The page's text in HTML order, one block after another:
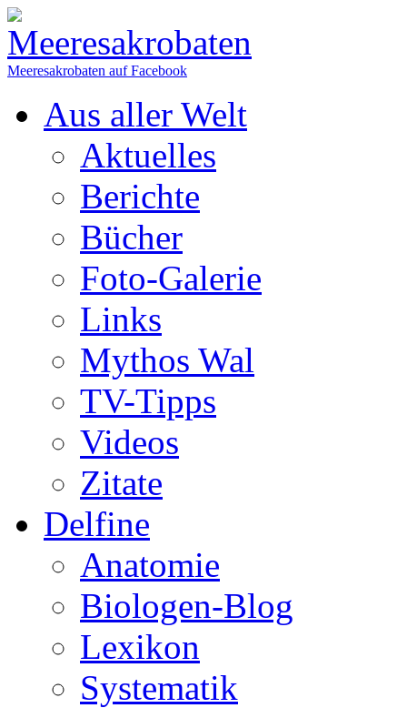
Meeresakrobaten auf Facebook
Aus aller Welt
Aktuelles
Berichte
Bücher
Foto-Galerie
Links
Mythos Wal
TV-Tipps
Videos
Zitate
Delfine
Anatomie
Biologen-Blog
Lexikon
Systematik